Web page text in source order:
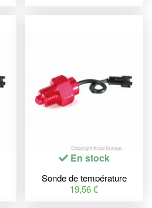
En stock
Sonde de température
M10xP1.0 - 150°C Koso
19,56 €